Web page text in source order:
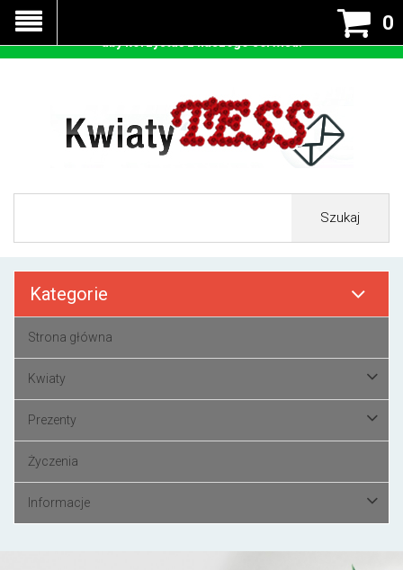
0
Szukaj
Kategorie
Strona główna
Kwiaty
Prezenty
Życzenia
Informacje
Nasza strona korzysta z cookies - czyli tzw ciastek w celu
prawidłowego działania. Zaakceptuj przyjmowanie cookies
aby korzystać z naszego serwisu.